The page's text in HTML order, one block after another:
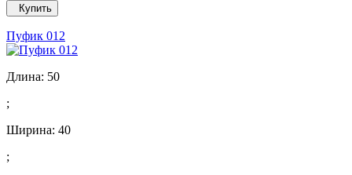
Купить
Пуфик 012
Длина: 50
;
Ширина: 40
;